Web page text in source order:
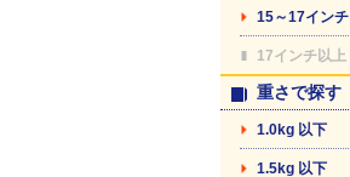
15～17インチ
17インチ以上
重さで探す
1.0kg 以下
1.5kg 以下